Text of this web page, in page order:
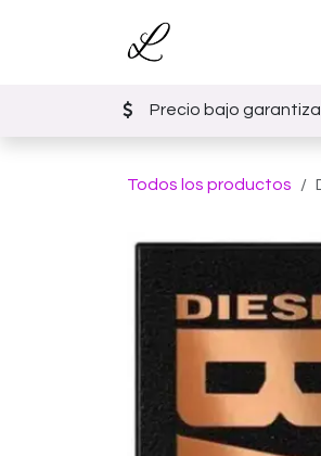
Precio bajo
Todos los productos